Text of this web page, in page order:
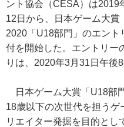
ント協会（CESA）は2019
12日から、日本ゲーム大賞
2020「U18部門」のエント
付を開始した。エントリー
りは、2020年3月31日午後8
日本ゲーム大賞「U18部
18歳以下の次世代を担うゲ
リエイター発掘を目的とし